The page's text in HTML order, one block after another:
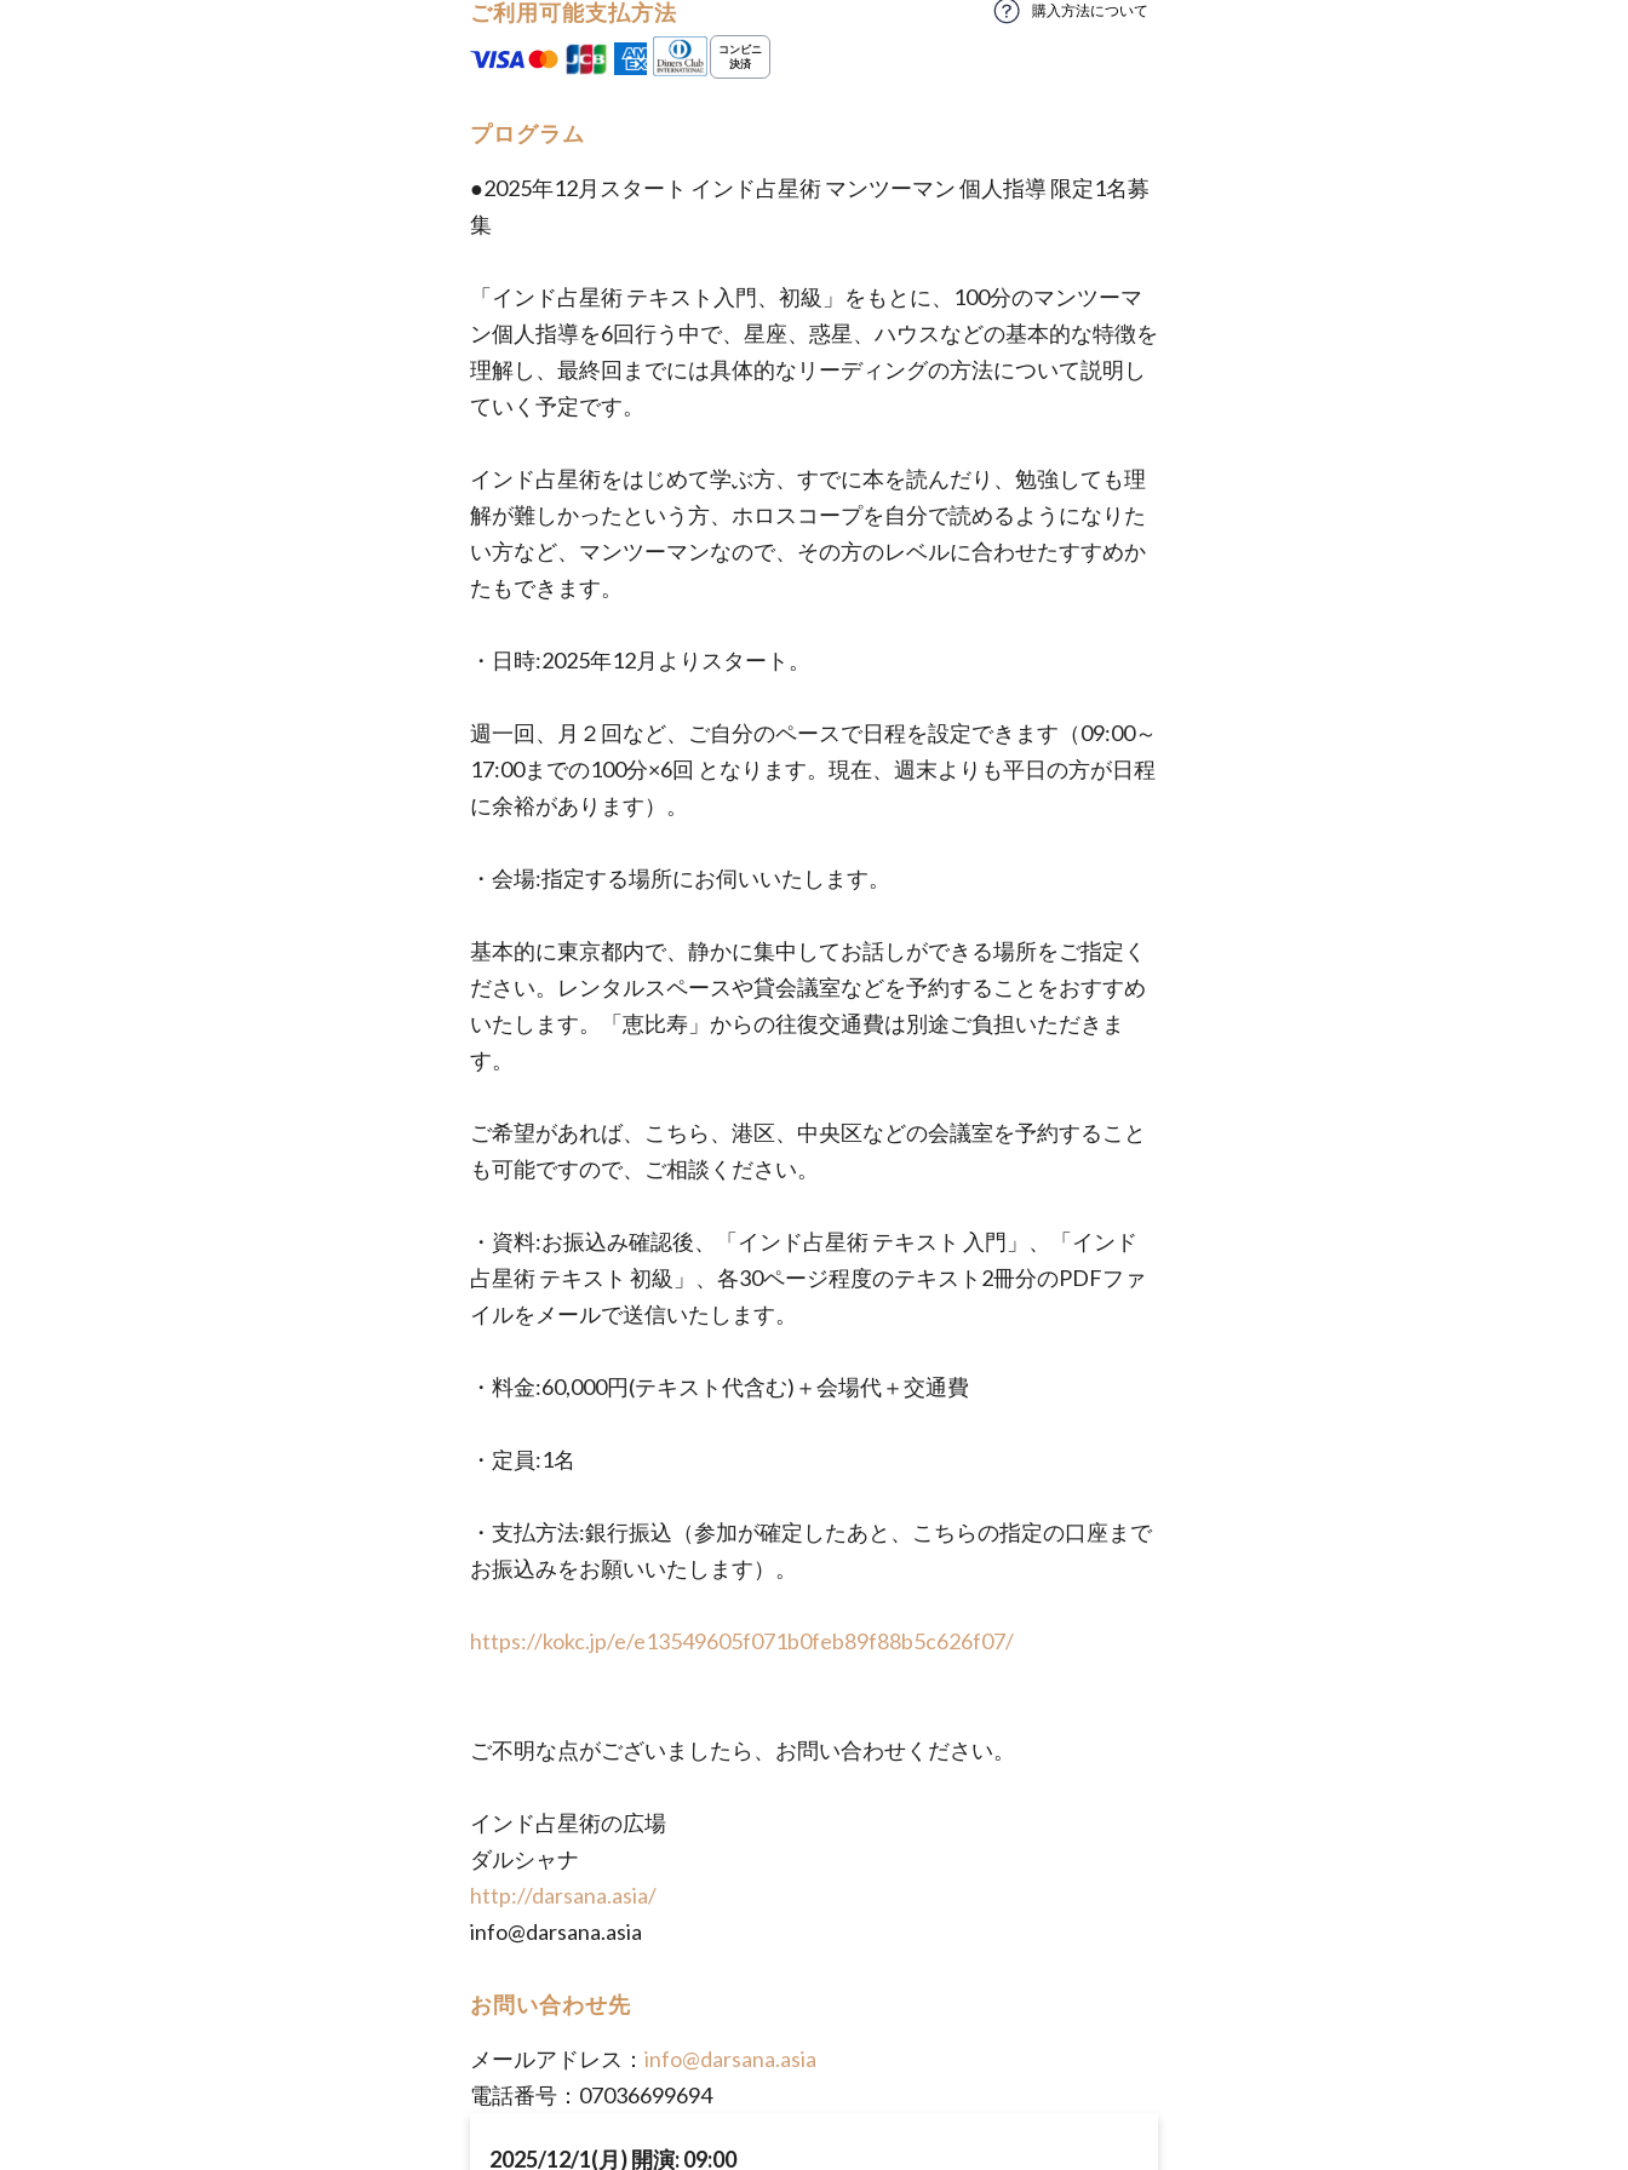
ご利用可能支払方法 購入方法について
プログラム
●2025年12月スタート インド占星術 マンツーマン 個人指導 限定1名募
集
「インド占星術 テキスト入門、初級」をもとに、100分のマンツーマ
ン個人指導を6回行う中で、星座、惑星、ハウスなどの基本的な特徴を
理解し、最終回までには具体的なリーディングの方法について説明し
ていく予定です。
インド占星術をはじめて学ぶ方、すでに本を読んだり、勉強しても理
解が難しかったという方、ホロスコープを自分で読めるようになりた
い方など、マンツーマンなので、その方のレベルに合わせたすすめか
たもできます。
・日時:2025年12月よりスタート。
週一回、月２回など、ご自分のペースで日程を設定できます（09:00～
17:00までの100分×6回 となります。現在、週末よりも平日の方が日程
に余裕があります）。
・会場:指定する場所にお伺いいたします。
基本的に東京都内で、静かに集中してお話しができる場所をご指定く
ださい。レンタルスペースや貸会議室などを予約することをおすすめ
いたします。「恵比寿」からの往復交通費は別途ご負担いただきま
す。
ご希望があれば、こちら、港区、中央区などの会議室を予約すること
も可能ですので、ご相談ください。
・資料:お振込み確認後、「インド占星術 テキスト 入門」、「インド
占星術 テキスト 初級」、各30ページ程度のテキスト2冊分のPDFファ
イルをメールで送信いたします。
・料金:60,000円(テキスト代含む)＋会場代＋交通費
・定員:1名
・支払方法:銀行振込（参加が確定したあと、こちらの指定の口座まで
お振込みをお願いいたします）。
https://kokc.jp/e/e13549605f071b0feb89f88b5c626f07/
ご不明な点がございましたら、お問い合わせください。
インド占星術の広場
ダルシャナ
http://darsana.asia/
info@darsana.asia
お問い合わせ先
メールアドレス： info@darsana.asia
電話番号：07036699694
2025/12/1(月) 開演: 09:00